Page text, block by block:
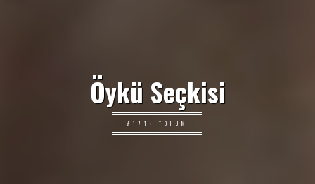
Öykü Seçkisi
#171: TOHUM